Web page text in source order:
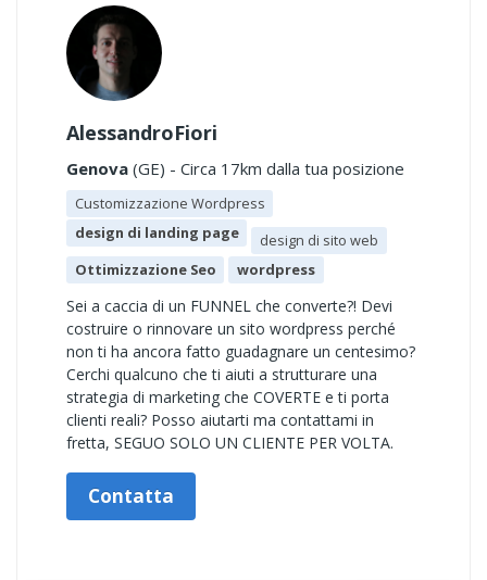
AlessandroFiori
Genova (GE) - Circa 17km dalla tua posizione
Customizzazione Wordpress
design di landing page
design di sito web
Ottimizzazione Seo
wordpress
Sei a caccia di un FUNNEL che converte?! Devi
costruire o rinnovare un sito wordpress perché
non ti ha ancora fatto guadagnare un centesimo?
Cerchi qualcuno che ti aiuti a strutturare una
strategia di marketing che COVERTE e ti porta
clienti reali? Posso aiutarti ma contattami in
fretta, SEGUO SOLO UN CLIENTE PER VOLTA.
Contatta